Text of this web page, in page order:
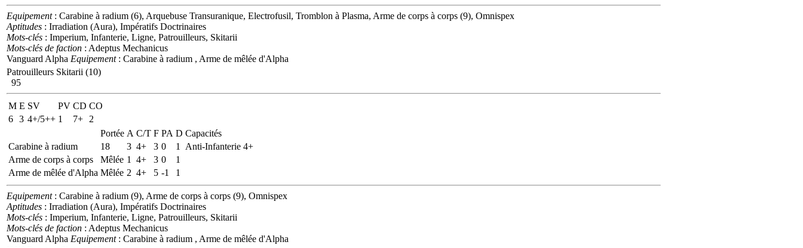
Equipement: Carabine à radium (6), Arquebuse Transuranique, Electrofusil, Tromblon à Plasma, Arme de corps à corps (9), Omnispex
Aptitudes : Irradiation (Aura), Impératifs Doctrinaires
Mots-clés : Imperium, Infanterie, Ligne, Patrouilleurs, Skitarii
Mots-clés de faction : Adeptus Mechanicus
Vanguard Alpha Equipement: Carabine à radium , Arme de mêlée d'Alpha
Patrouilleurs Skitarii (10)
95
M E SV PV CD CO
6 3 4+/5++ 1 7+
2
Portée A C/T F PA D Capacités
Carabine à radium
18 3 4+ 3 0 1
Anti-Infanterie 4+
Arme de corps à corps
Mêlée 1 4+ 3 0
1
Arme de mêlée d'Alpha Mêlée 2 4+ 5 -1 1
Equipement: Carabine à radium (9), Arme de corps à corps (9), Omnispex
Aptitudes : Irradiation (Aura), Impératifs Doctrinaires
Mots-clés : Imperium, Infanterie, Ligne, Patrouilleurs, Skitarii
Mots-clés de faction : Adeptus Mechanicus
Vanguard Alpha Equipement: Carabine à radium , Arme de mêlée d'Alpha